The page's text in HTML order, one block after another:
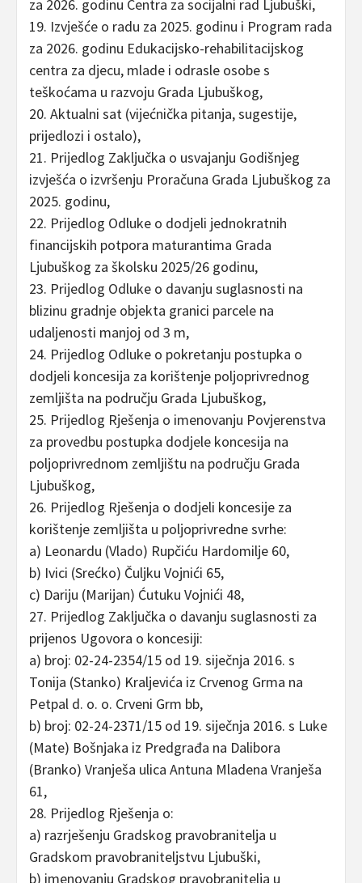
za 2026. godinu Centra za socijalni rad Ljubuški,
19. Izvješće o radu za 2025. godinu i Program rada
za 2026. godinu Edukacijsko-rehabilitacijskog
centra za djecu, mlade i odrasle osobe s
teškoćama u razvoju Grada Ljubuškog,
20. Aktualni sat (vijećnička pitanja, sugestije,
prijedlozi i ostalo),
21. Prijedlog Zaključka o usvajanju Godišnjeg
izvješća o izvršenju Proračuna Grada Ljubuškog za
2025. godinu,
22. Prijedlog Odluke o dodjeli jednokratnih
financijskih potpora maturantima Grada
Ljubuškog za školsku 2025/26 godinu,
23. Prijedlog Odluke o davanju suglasnosti na
blizinu gradnje objekta granici parcele na
udaljenosti manjoj od 3 m,
24. Prijedlog Odluke o pokretanju postupka o
dodjeli koncesija za korištenje poljoprivrednog
zemljišta na području Grada Ljubuškog,
25. Prijedlog Rješenja o imenovanju Povjerenstva
za provedbu postupka dodjele koncesija na
poljoprivrednom zemljištu na području Grada
Ljubuškog,
26. Prijedlog Rješenja o dodjeli koncesije za
korištenje zemljišta u poljoprivredne svrhe:
a) Leonardu (Vlado) Rupčiću Hardomilje 60,
b) Ivici (Srećko) Čuljku Vojnići 65,
c) Dariju (Marijan) Ćutuku Vojnići 48,
27. Prijedlog Zaključka o davanju suglasnosti za
prijenos Ugovora o koncesiji:
a) broj: 02-24-2354/15 od 19. siječnja 2016. s
Tonija (Stanko) Kraljevića iz Crvenog Grma na
Petpal d. o. o. Crveni Grm bb,
b) broj: 02-24-2371/15 od 19. siječnja 2016. s Luke
(Mate) Bošnjaka iz Predgrađa na Dalibora
(Branko) Vranješa ulica Antuna Mladena Vranješa
61,
28. Prijedlog Rješenja o:
a) razrješenju Gradskog pravobranitelja u
Gradskom pravobraniteljstvu Ljubuški,
b) imenovanju Gradskog pravobranitelja u